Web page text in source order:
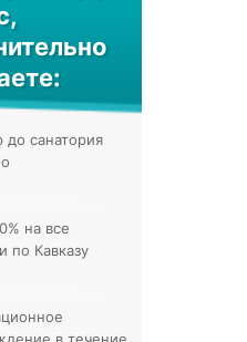
до санатория
на все
по Кавказу